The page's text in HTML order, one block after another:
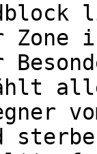
Zone